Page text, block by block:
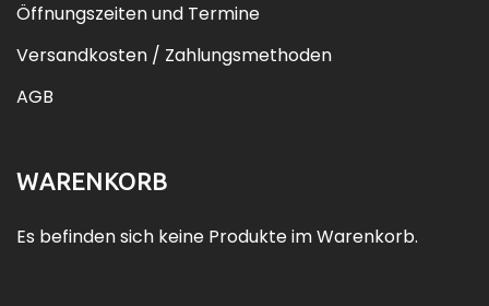
Öffnungszeiten und Termine
Versandkosten / Zahlungsmethoden
AGB
WARENKORB
Es befinden sich keine Produkte im Warenkorb.